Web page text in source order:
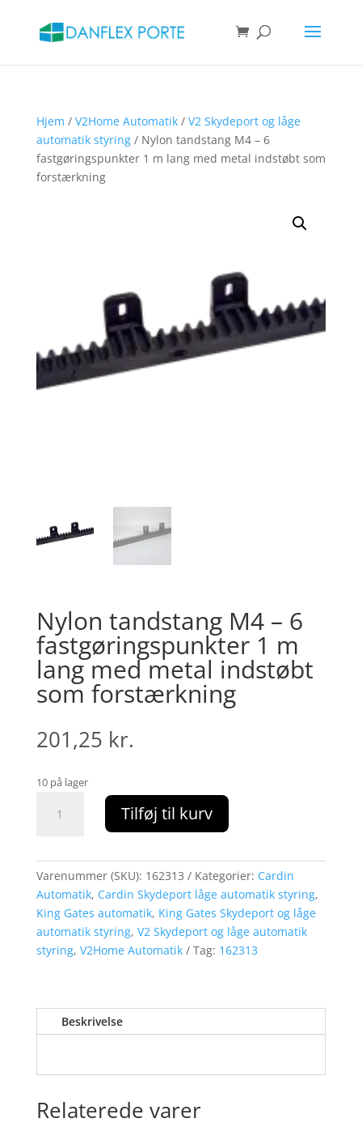
Hjem / V2Home Automatik/ V2 Skydeport og låge
automatik styring/ Nylon tandstang M4 – 6
fastgøringspunkter 1 m lang med metal indstøbt som
forstærkning
Nylon tandstang M4 – 6
fastgøringspunkter 1 m
lang med metal indstøbt
som forstærkning
201,25 kr.
10 på lager
tandstang
6
fastgøringspunkter
1
m
lang
indstøbt
Tilføj til kurv
Varenummer (SKU): 162313 Kategorier: Cardin
Automatik, Cardin Skydeport låge automatik styring,
King Gates automatik, King Gates Skydeport og låge
automatik styring, V2 Skydeport og låge automatik
styring, V2Home Automatik Tag: 162313
Beskrivelse
Relaterede varer